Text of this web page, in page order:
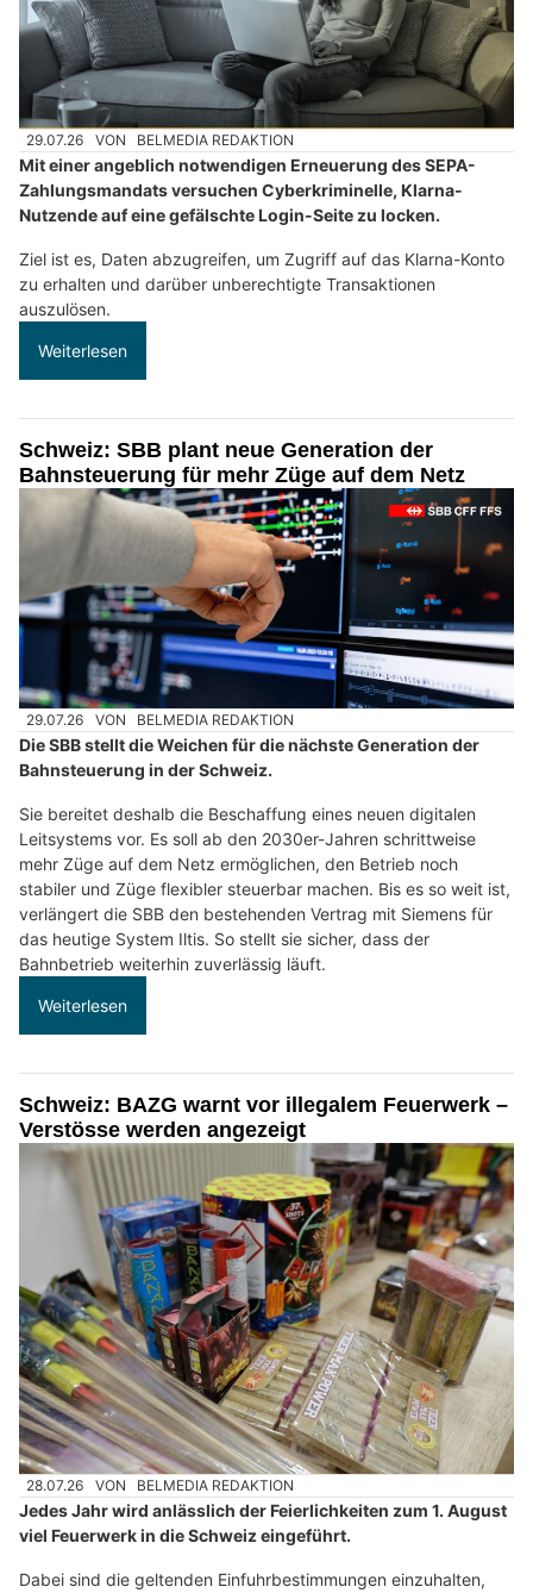
29.07.26 VON BELMEDIA REDAKTION
Mit einer angeblich notwendigen Erneuerung des SEPA-
Zahlungsmandats versuchen Cyberkriminelle, Klarna-
Nutzende auf eine gefälschte Login-Seite zu locken.
Ziel ist es, Daten abzugreifen, um Zugriff auf das Klarna-Konto
zu erhalten und darüber unberechtigte Transaktionen
auszulösen.
Weiterlesen
Schweiz: SBB plant neue Generation der
Bahnsteuerung für mehr Züge auf dem Netz
29.07.26 VON BELMEDIA REDAKTION
Die SBB stellt die Weichen für die nächste Generation der
Bahnsteuerung in der Schweiz.
Sie bereitet deshalb die Beschaffung eines neuen digitalen
Leitsystems vor. Es soll ab den 2030er-Jahren schrittweise
mehr Züge auf dem Netz ermöglichen, den Betrieb noch
stabiler und Züge flexibler steuerbar machen. Bis es so weit ist,
verlängert die SBB den bestehenden Vertrag mit Siemens für
das heutige System Iltis. So stellt sie sicher, dass der
Bahnbetrieb weiterhin zuverlässig läuft.
Weiterlesen
Schweiz: BAZG warnt vor illegalem Feuerwerk –
Verstösse werden angezeigt
28.07.26 VON BELMEDIA REDAKTION
Jedes Jahr wird anlässlich der Feierlichkeiten zum 1. August
viel Feuerwerk in die Schweiz eingeführt.
Dabei sind die geltenden Einfuhrbestimmungen einzuhalten,